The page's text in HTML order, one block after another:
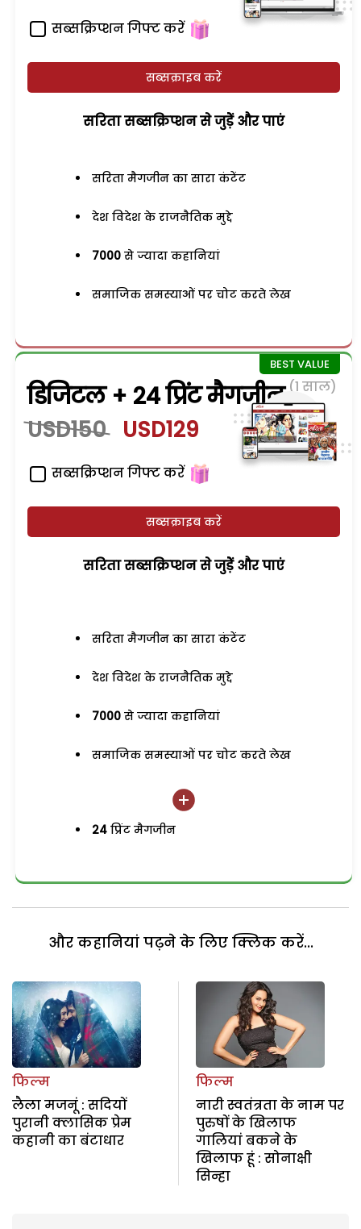
सब्सक्रिप्शन गिफ्ट करें
सब्सक्राइब करें
सरिता सब्सक्रिप्शन से जुड़ेें और पाएं
सरिता मैगजीन का सारा कंटेंट
देश विदेश के राजनैतिक मुद्दे
7000 से ज्यादा कहानियां
समाजिक समस्याओं पर चोट करते लेख
डिजिटल + 24 प्रिंट मैगजीन (1 साल)
USD150 USD129
सब्सक्रिप्शन गिफ्ट करें
सब्सक्राइब करें
सरिता सब्सक्रिप्शन से जुड़ेें और पाएं
सरिता मैगजीन का सारा कंटेंट
देश विदेश के राजनैतिक मुद्दे
7000 से ज्यादा कहानियां
समाजिक समस्याओं पर चोट करते लेख
24 प्रिंट मैगजीन
और कहानियां पढ़ने के लिए क्लिक करें...
फिल्म
लैला मजनूं : सदियों
पुरानी क्लासिक प्रेम
कहानी का बंटाधार
फिल्म
नारी स्वतंत्रता के नाम पर
पुरुषों के खिलाफ
गालियां बकने के
खिलाफ हूं : सोनाक्षी
सिन्हा